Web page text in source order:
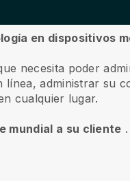
en dispositivos
necesita poder
línea, administrar su
cualquier lugar.
mundial a su cliente .